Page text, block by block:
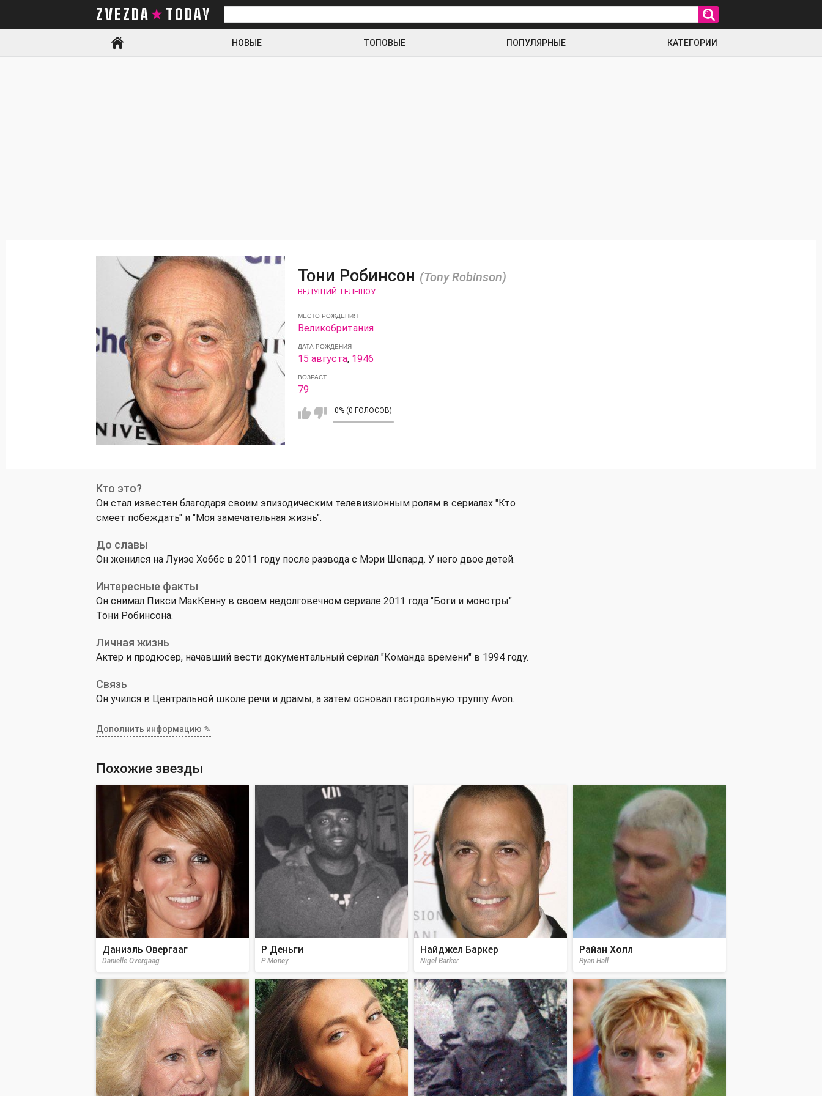
ZVEZDA TODAY
Искать
НОВЫЕ ТОПОВЫЕ ПОПУЛЯРНЫЕ КАТЕГОРИИ
Тони Робинсон (Tony Robinson)
ВЕДУЩИЙ ТЕЛЕШОУ
МЕСТО РОЖДЕНИЯ
Великобритания
ДАТА РОЖДЕНИЯ
15 августа, 1946
ВОЗРАСТ
79
0% (0 ГОЛОСОВ)
Кто это?
Он стал известен благодаря своим эпизодическим телевизионным ролям в сериалах "Кто
смеет побеждать" и "Моя замечательная жизнь".
До славы
Он женился на Луизе Хоббс в 2011 году после развода с Мэри Шепард. У него двое детей.
Интересные факты
Он снимал Пикси МакКенну в своем недолговечном сериале 2011 года "Боги и монстры"
Тони Робинсона.
Личная жизнь
Актер и продюсер, начавший вести документальный сериал "Команда времени" в 1994 году.
Связь
Он учился в Центральной школе речи и драмы, а затем основал гастрольную труппу Avon.
Дополнить информацию ✎
Похожие звезды
Даниэль Овергааг
Danielle Overgaag
P Деньги
P Money
Найджел Баркер
Nigel Barker
Райан Холл
Ryan Hall